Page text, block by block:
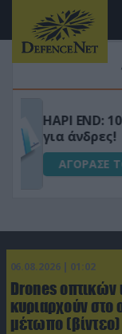
06.08.2026 | 01:02
Drones οπτικών
κυριαρχούν στο
μέτωπο (βίντεο)